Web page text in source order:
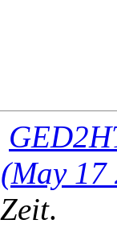
17
.